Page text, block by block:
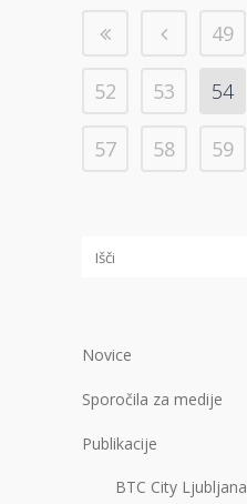
49
52 53 54
57 58 59
Novice
Sporočila za medije
Publikacije
BTC City Ljubljana